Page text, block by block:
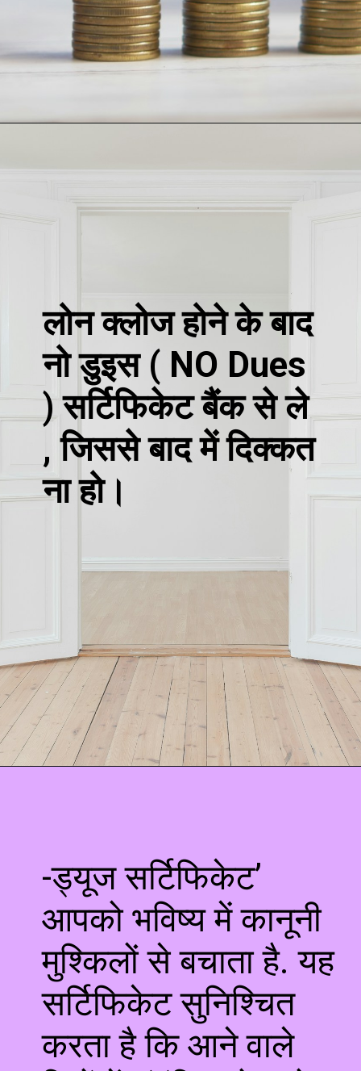
लोन क्लोज होने के बाद
नो डुइस ( NO Dues
) सर्टिफिकेट बैंक से ले
, जिससे बाद में दिक्कत
ना हो।
-ड्यूज सर्टिफिकेट’
आपको भविष्य में कानूनी
मुश्किलों से बचाता है. यह
सर्टिफिकेट सुनिश्चित
करता है कि आने वाले